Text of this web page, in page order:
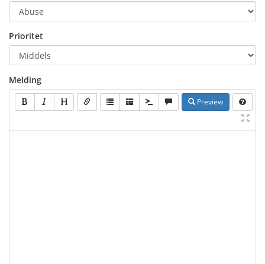
Prioritet
Melding
Preview